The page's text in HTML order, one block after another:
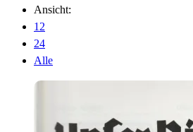
Ansicht:
12
24
Alle